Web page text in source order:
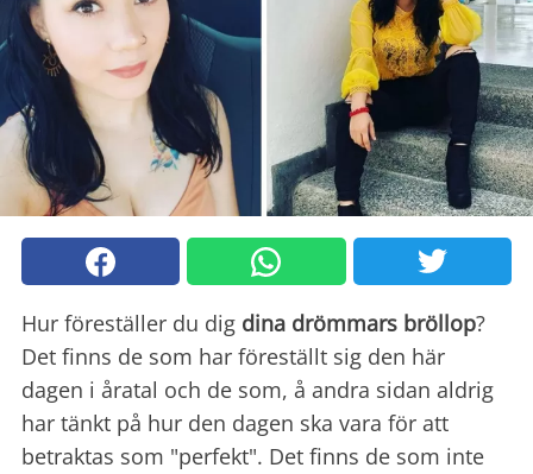
Hur föreställer du dig dina drömmars bröllop?
Det finns de som har föreställt sig den här
dagen i åratal och de som, å andra sidan aldrig
har tänkt på hur den dagen ska vara för att
betraktas som "perfekt". Det finns de som inte